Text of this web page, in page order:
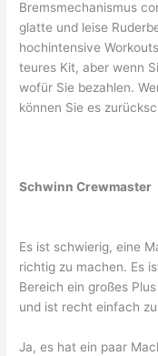
Bremsmechanismus
glatte und leise
hochintensive
teures Kit, aber wenn
wofür Sie bezahlen.
können Sie es
Schwinn Crewmaster
Es ist schwierig, eine
richtig zu machen. Es
Bereich ein großes
und ist recht einfach
Ja, es hat ein paar